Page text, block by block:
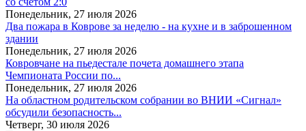
Понедельник, 27 июля 2026
Два пожара в Коврове за неделю - на кухне и в заброшенном
здании
Понедельник, 27 июля 2026
Ковровчане на пьедестале почета домашнего этапа
Чемпионата России по...
Понедельник, 27 июля 2026
На областном родительском собрании во ВНИИ «Сигнал»
обсудили безопасность...
Четверг, 30 июля 2026